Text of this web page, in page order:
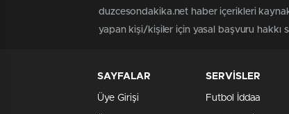
duzcesondakika.net haber içerikleri kaynak
yapan kişi/kişiler için yasal başvuru hakkı
SAYFALAR
Üye Girişi
SERVİSLER
Futbol İddaa